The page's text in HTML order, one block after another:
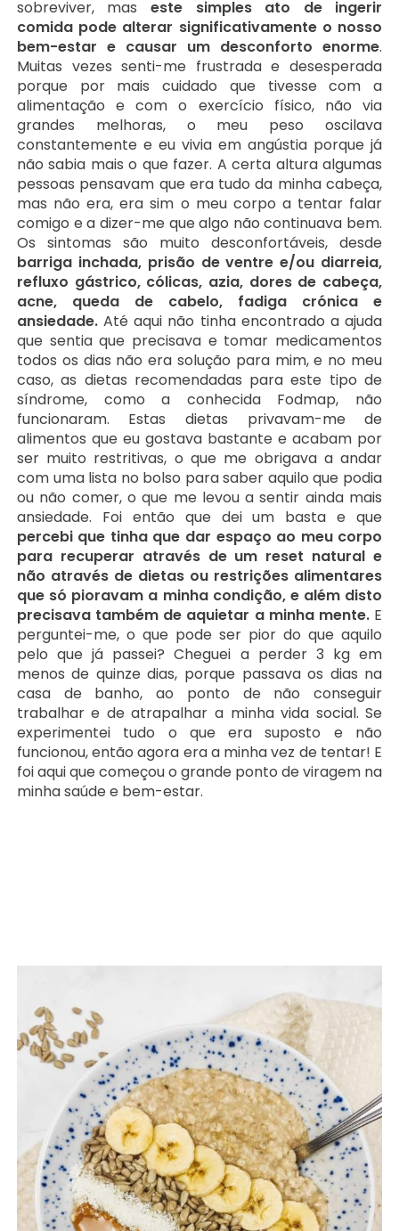
sobreviver, mas este simples ato de ingerir
comida pode alterar significativamente o nosso
bem-estar e causar um desconforto enorme.
Muitas vezes senti-me frustrada e desesperada
porque por mais cuidado que tivesse com a
alimentação e com o exercício físico, não via
grandes melhoras, o meu peso oscilava
constantemente e eu vivia em angústia porque já
não sabia mais o que fazer. A certa altura algumas
pessoas pensavam que era tudo da minha cabeça,
mas não era, era sim o meu corpo a tentar falar
comigo e a dizer-me que algo não continuava bem.
Os sintomas são muito desconfortáveis, desde
barriga inchada, prisão de ventre e/ou diarreia,
refluxo gástrico, cólicas, azia, dores de cabeça,
acne, queda de cabelo, fadiga crónica e
ansiedade.Até aqui não tinha encontrado a ajuda
que sentia que precisava e tomar medicamentos
todos os dias não era solução para mim, e no meu
caso, as dietas recomendadas para este tipo de
síndrome, como a conhecida Fodmap, não
funcionaram. Estas dietas privavam-me de
alimentos que eu gostava bastante e acabam por
ser muito restritivas, o que me obrigava a andar
com uma lista no bolso para saber aquilo que podia
ou não comer, o que me levou a sentir ainda mais
ansiedade. Foi então que dei um basta e que
percebi que tinha que dar espaço ao meu corpo
para recuperar através de um reset natural e
não através de dietas ou restrições alimentares
que só pioravam a minha condição, e além disto
precisava também de aquietar a minha mente. E
perguntei-me, o que pode ser pior do que aquilo
pelo que já passei? Cheguei a perder 3 kg em
menos de quinze dias, porque passava os dias na
casa de banho, ao ponto de não conseguir
trabalhar e de atrapalhar a minha vida social. Se
experimentei tudo o que era suposto e não
funcionou, então agora era a minha vez de tentar! E
foi aqui que começou o grande ponto de viragem na
minha saúde e bem-estar.